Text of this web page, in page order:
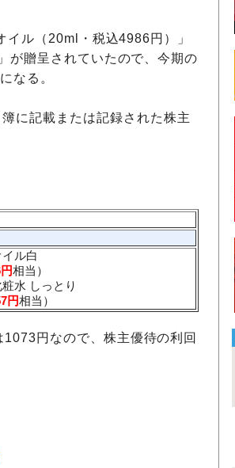
ル（20ml・税込4986円）」
が贈呈されていたので、今期の
なる。
に記載または記録された株主
ル白
相当）
水 しっとり
円相当）
円なので、株主優待の利回